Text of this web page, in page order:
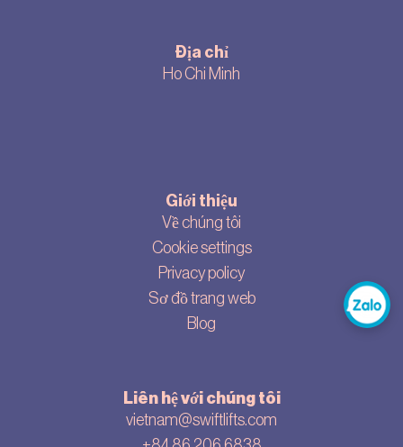
Địa chỉ
Ho Chi Minh
Giới thiệu
Về chúng tôi
Cookie settings
Privacy policy
Sơ đồ trang web
Blog
Liên hệ với chúng tôi
vietnam@swiftlifts.com